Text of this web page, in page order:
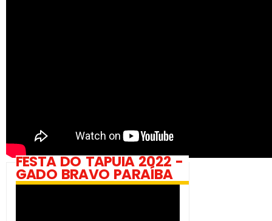
FESTA DO TAPUIA 2022 -
GADO BRAVO PARAÍBA